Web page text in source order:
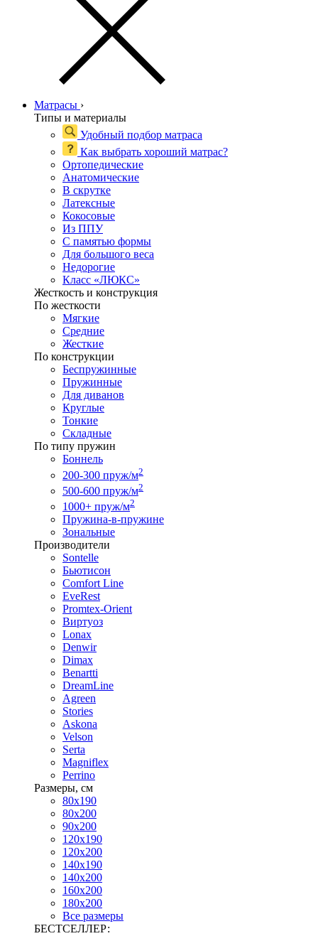
Матрасы ›
Типы и материалы
Удобный подбор матраса
Как выбрать хороший матрас?
Ортопедические
Анатомические
В скрутке
Латексные
Кокосовые
Из ППУ
С памятью формы
Для большого веса
Недорогие
Класс «ЛЮКС»
Жесткость и конструкция
По жесткости
Мягкие
Средние
Жесткие
По конструкции
Беспружинные
Пружинные
Для диванов
Круглые
Тонкие
Складные
По типу пружин
Боннель
200-300 пруж/м2
500-600 пруж/м2
1000+ пруж/м2
Пружина-в-пружине
Зональные
Производители
Sontelle
Бьютисон
Comfort Line
EveRest
Promtex-Orient
Виртуоз
Lonax
Denwir
Dimax
Benartti
DreamLine
Agreen
Stories
Askona
Velson
Serta
Magniflex
Perrino
Размеры, см
80х190
80х200
90х200
120х190
120х200
140х190
140х200
160х200
180х200
Все размеры
БЕСТСЕЛЛЕР: